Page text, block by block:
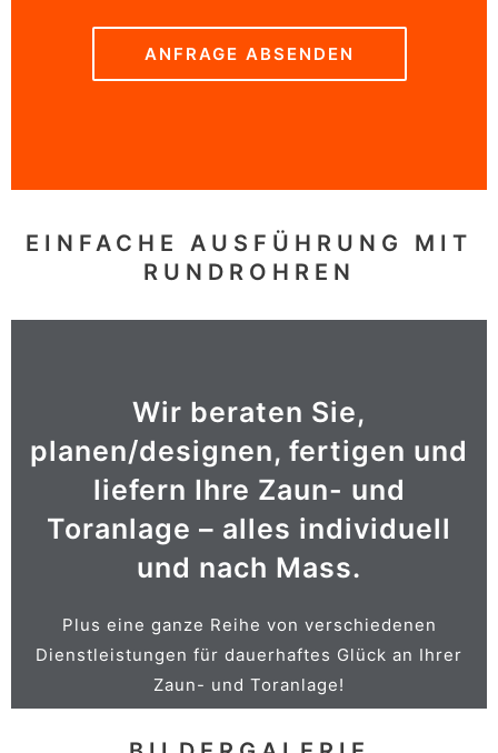
ANFRAGE ABSENDEN
EINFACHE AUSFÜHRUNG MIT
RUNDROHREN
Wir beraten Sie,
planen/designen, fertigen und
liefern Ihre Zaun- und
Toranlage – alles individuell
und nach Mass.
Plus eine ganze Reihe von verschiedenen
Dienstleistungen für dauerhaftes Glück an Ihrer
Zaun- und Toranlage!
BRIEFKASTENANLAGEN,
SPRECHANLAGEN, E-ANTRIEB,
MÜLLTONNENBOX usw.
Große Auswahl an Zubehör!
ANSICHT